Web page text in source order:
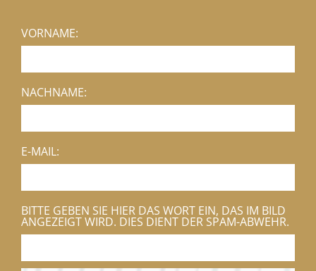
VORNAME:
NACHNAME:
E-MAIL:
BITTE GEBEN SIE HIER DAS WORT EIN, DAS IM BILD
ANGEZEIGT WIRD. DIES DIENT DER SPAM-ABWEHR.